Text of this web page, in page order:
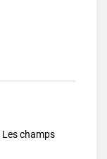
Les champs